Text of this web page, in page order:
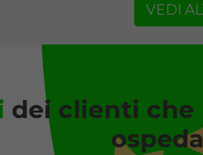
degenza
VEDI
dei clienti